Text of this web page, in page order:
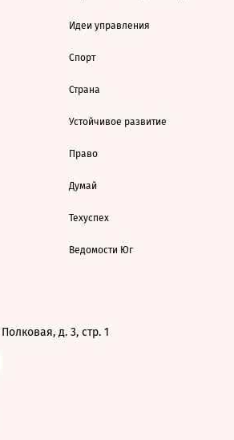
Идеи управления
Спорт
Страна
Устойчивое развитие
Право
Думай
Техуспех
Ведомости Юг
д. 3, стр. 1